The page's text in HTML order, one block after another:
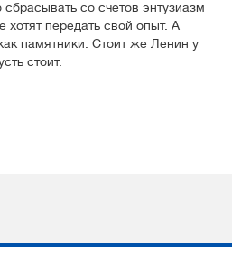
со счетов энтузиазм
хотят передать свой опыт. А
памятники. Стоит же Ленин у
стоит.